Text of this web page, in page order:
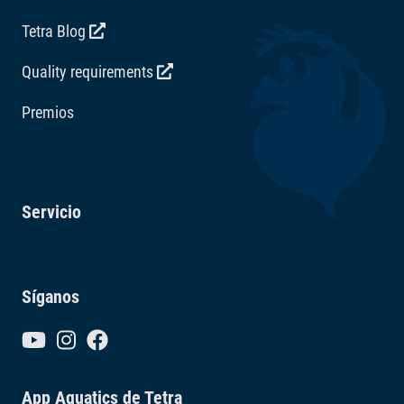
Tetra Blog
Quality requirements
Premios
Servicio
Síganos
App Aquatics de Tetra